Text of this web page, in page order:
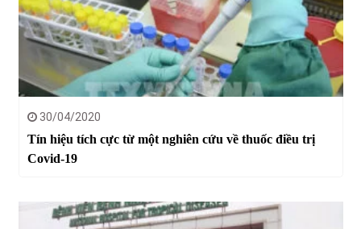
30/04/2020
Tín hiệu tích cực từ một nghiên cứu về thuốc điều trị
Covid-19